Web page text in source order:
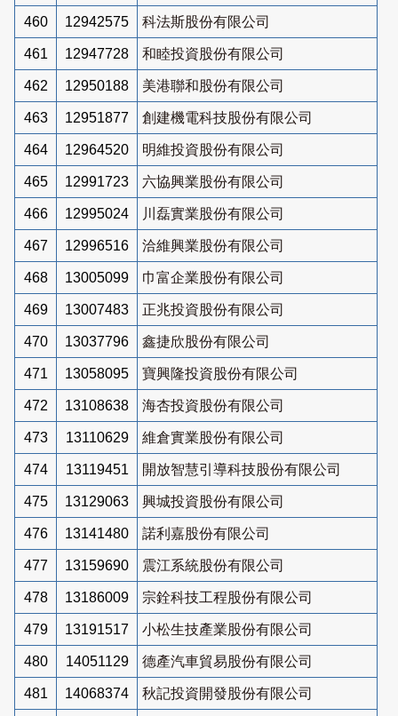
460 12942575 科法斯股份有限公司
461 12947728 和睦投資股份有限公司
462 12950188 美港聯和股份有限公司
463 12951877 創建機電科技股份有限公司
464 12964520 明維投資股份有限公司
465 12991723 六協興業股份有限公司
466 12995024 川磊實業股份有限公司
467 12996516 洽維興業股份有限公司
468 13005099 巾富企業股份有限公司
469 13007483 正兆投資股份有限公司
470 13037796 鑫捷欣股份有限公司
471 13058095 寶興隆投資股份有限公司
472 13108638 海杏投資股份有限公司
473 13110629 維倉實業股份有限公司
474 13119451 開放智慧引導科技股份有限公司
475 13129063 興城投資股份有限公司
476 13141480 諾利嘉股份有限公司
477 13159690 震江系統股份有限公司
478 13186009 宗銓科技工程股份有限公司
479 13191517 小松生技產業股份有限公司
480 14051129 德產汽車貿易股份有限公司
481 14068374 秋記投資開發股份有限公司